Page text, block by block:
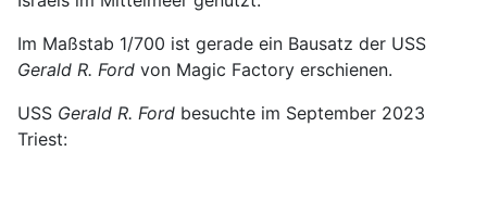
Im Maßstab 1/700 ist gerade ein Bausatz der USS
Gerald R. Ford von Magic Factory erschienen.
USS Gerald R. Ford besuchte im September 2023
Triest: